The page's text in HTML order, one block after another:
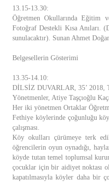
13.15-13.30:
Öğretmen Okullarında Eğitim
Fotoğraf Destekli Kısa Anıları.
sunulacaktır). Sunan Ahmet
Belgesellerin Gösterimi
13.35-14.10:
DİLSİZ DUVARLAR, 35’ 2018,
Yönetmenler, Atiye Taşçıoğlu
Her iki yönetmen Ortaklar
Fethiye köylerinde çoğunluğu
çalışması.
Köy okulları çürümeye terk
öğrencilerin oyun oynadığı,
köyde tutan temel toplumsal
çocuklar için bir aidiyet noktası
kapatılmasıyla köyler daha bir